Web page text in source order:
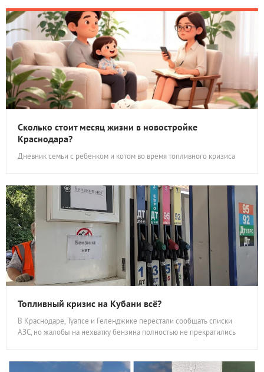
Сколько стоит месяц жизни в новостройке
Краснодара?
Дневник семьи с ребенком и котом во время топливного кризиса
Топливный кризис на Кубани всё?
В Краснодаре, Туапсе и Геленджике перестали сообщать списки
АЗС, но жалобы на нехватку бензина полностью не прекратились